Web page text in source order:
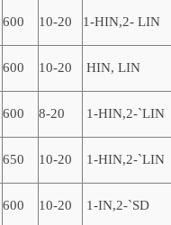
600 10-20 1-HIN,2- LIN
600 10-20 HIN, LIN
600 8-20 1-HIN,2-`LIN
650 10-20 1-HIN,2-`LIN
600 10-20 1-IN,2-`SD